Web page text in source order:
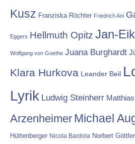
Kusz Franziska Röchter Friedrich Ani
Eggers Hellmuth Opitz Jan-
Wolfgang von Goethe Juana Burghardt
Klara Hurkova Leander Beil
Lyrik Ludwig Steinherr
Arzenheimer Michael
Hüttenberger Nicola Bardola Norbert Göttler